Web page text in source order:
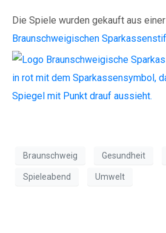
Die Spiele wurden gekauft aus
Braunschweigischen
Braunschweig Gesundheit
Spieleabend Umwelt